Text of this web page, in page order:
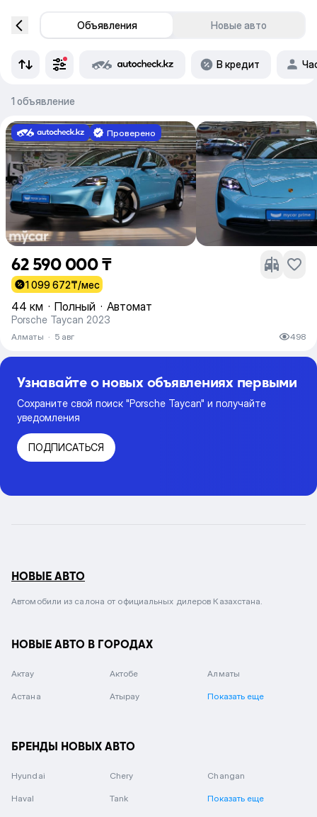
Объявления Новые авто
В кредит
1 объявление
Проверено
62 590 000 ₸
1 099 672₸/мес
44 км · Полный · Автомат
Porsche Taycan 2023
Алматы · 5 авг 498
Узнавайте о новых объявлениях первыми
Сохраните свой поиск "Porsche Taycan" и получайте
уведомления
ПОДПИСАТЬСЯ
НОВЫЕ АВТО
Автомобили из салона от официальных дилеров Казахстана.
НОВЫЕ АВТО В ГОРОДАХ
Актау Актобе Алматы
Астана Атырау Показать еще
БРЕНДЫ НОВЫХ АВТО
Hyundai Chery Changan
Haval Tank Показать еще